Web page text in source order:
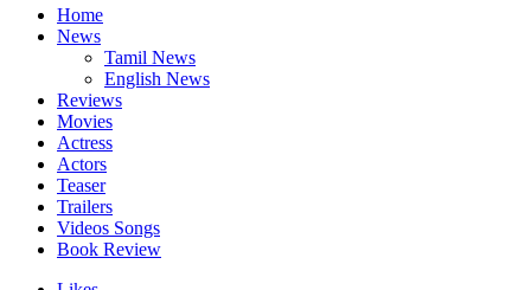
Home
News
Tamil News
English News
Reviews
Movies
Actress
Actors
Teaser
Trailers
Videos Songs
Book Review